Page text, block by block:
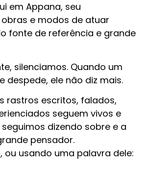
em Appana, seu
e modos de atuar
fonte de referência e grande
silenciamos. Quando um
despede, ele não diz mais.
rastros escritos, falados,
seguem vivos e
seguimos dizendo sobre e a
pensador.
ou usando uma palavra dele: